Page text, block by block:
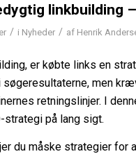
linkbuilding
/ i Nyheder / af Henrik
er købte links en
søgeresultaterne, men
retningslinjer. I
strategi på lang sigt.
du måske strategier